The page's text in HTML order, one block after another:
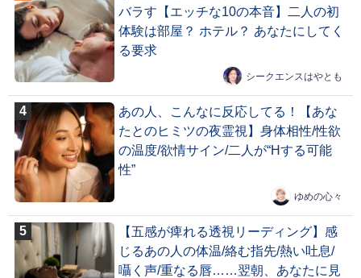
バラす【エッチな10の本音】二人の初
体験は部屋？ ホテル？ あなたにしてく
る要求
シークエンスはやとも
あの人、こんなに反応してる！【あな
たとのヒミツの夜霊視】身体相性/性欲
の温度/欲情サイン/二人が“Hする可能
性”
ゆめの心々
【五感が痺れる透視リーディング】感
じるあの人の体温/絡む指先/熱い吐息/
囁く声/重なる唇……翌朝、あなたに見